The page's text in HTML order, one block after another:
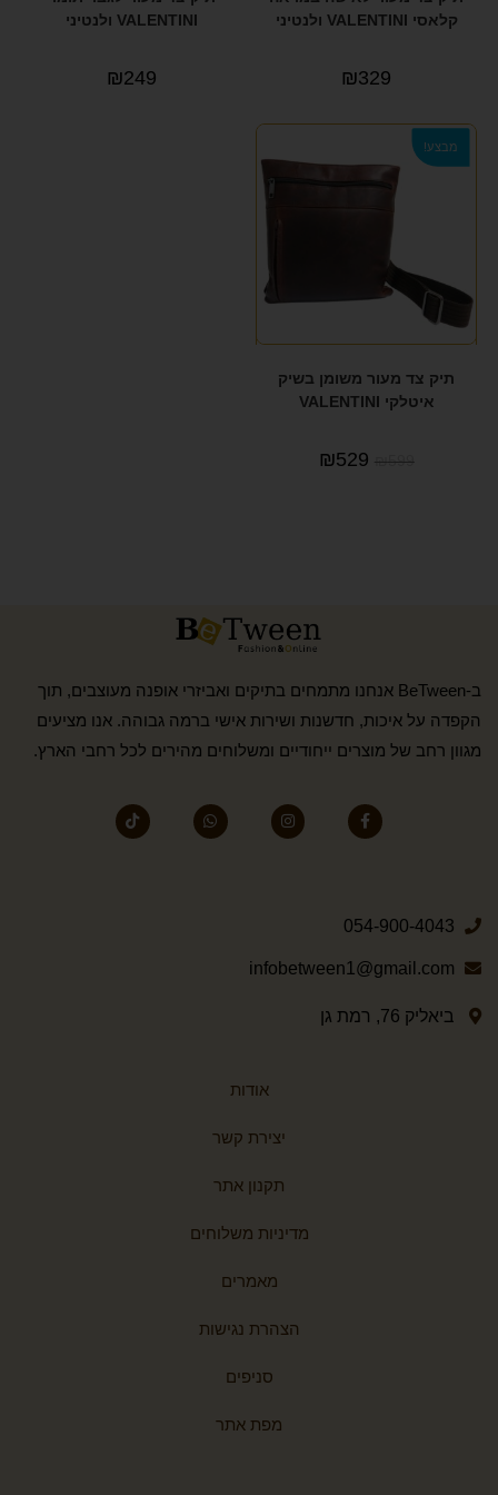
קלאסי VALENTINI ולנטיני
₪329
VALENTINI ולנטיני
₪249
מבצע!
תיק צד מעור משומן בשיק
איטלקי VALENTINI
₪599
₪529
ב-BeTween אנחנו מתמחים בתיקים ואביזרי אופנה מעוצבים, תוך
הקפדה על איכות, חדשנות ושירות אישי ברמה גבוהה. אנו מציעים
מגוון רחב של מוצרים ייחודיים ומשלוחים מהירים לכל רחבי הארץ.
054-900-4043
infobetween1@gmail.com
ביאליק 76, רמת גן
אודות
יצירת קשר
תקנון אתר
מדיניות משלוחים
מאמרים
הצהרת נגישות
סניפים
מפת אתר